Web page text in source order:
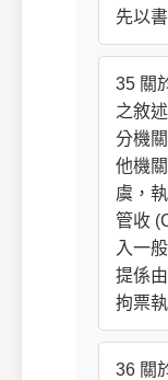
先以
35 關
之敘
分機
他機
虞，
管收
入一
提係
拘票
36 關